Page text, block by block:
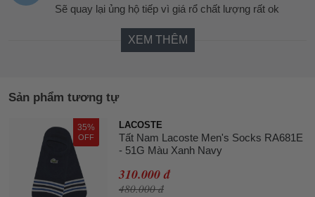
Sẽ quay lại ủng hộ tiếp vì giá rổ chất lượng rất ok
XEM THÊM
Sản phẩm tương tự
35%
OFF
LACOSTE
Tất Nam Lacoste Men's Socks RA681E
- 51G Màu Xanh Navy
310.000 đ
480.000 đ